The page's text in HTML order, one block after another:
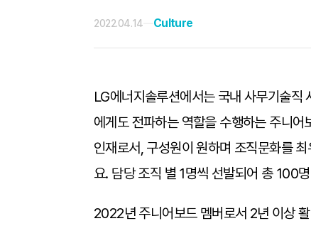
2022.04.14 Culture
LG에너지솔루션에서는 국내 사무기술직
에게도 전파하는 역할을 수행하는 주니
인재로서, 구성원이 원하며 조직문화를
요. 담당 조직 별 1명씩 선발되어 총 100
2022년 주니어보드 멤버로서 2년 이상